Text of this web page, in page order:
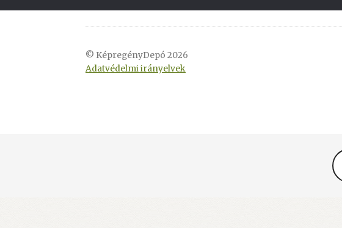
© KépregényDepó 2026
Adatvédelmi irányelvek